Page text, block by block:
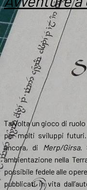
Talvolta un gioco di
per molti sviluppi
ancora, di
Merp/Girsa.
ambientazione nella
possibile fedele alle
pubblicati in vita